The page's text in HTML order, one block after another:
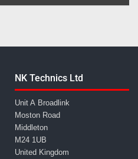
NK Technics Ltd
Unit A Broadlink
Moston Road
Middleton
M24 1UB
United Kingdom